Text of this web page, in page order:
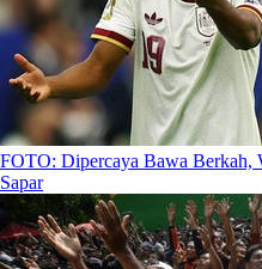
FOTO: Dipercaya Bawa Berkah,
Sapar